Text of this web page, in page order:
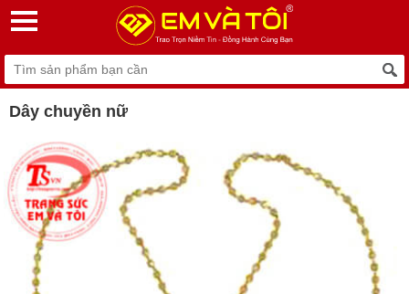
Dây chuyền nữ